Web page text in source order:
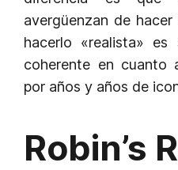
avergüenzan de
hacerlo «realista» es
coherente en cuanto
por años y años de
Robin’s